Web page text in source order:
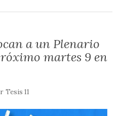
a un Plenario
martes 9 en
Tesis 11